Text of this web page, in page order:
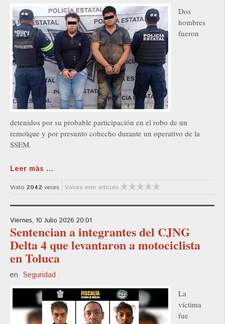
Dos
hombres
fueron
detenidos por su probable participación en el robo de un
remolque y por presunto cohecho durante un operativo de la
SSEM.
Leer más ...
Visto 2042 veces Valora este artículo
Viernes, 10 Julio 2026 20:01
Sentencian a integrantes del CJNG
Delta 4 que levantaron a motociclista
en Toluca
en Seguridad
La
víctima
fue